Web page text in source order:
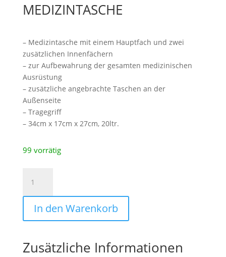
MEDIZINTASCHE
– Medizintasche mit einem Hauptfach und zwei
zusätzlichen Innenfächern
– zur Aufbewahrung der gesamten medizinischen
Ausrüstung
– zusätzliche angebrachte Taschen an der
Außenseite
– Tragegriff
– 34cm x 17cm x 27cm, 20ltr.
99 vorrätig
Menge
In den Warenkorb
Zusätzliche Informationen